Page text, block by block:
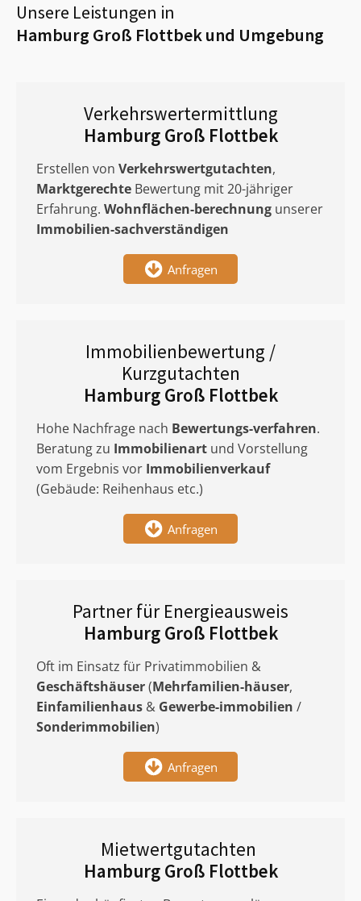
Unsere Leistungen in
Hamburg Groß Flottbekund Umgebung
Verkehrswertermittlung
Hamburg Groß Flottbek
Erstellen von Verkehrswertgutachten,
Marktgerechte Bewertung mit 20-jähriger
Erfahrung. Wohnflächen-berechnung unserer
Immobilien-sachverständigen
Anfragen
Immobilienbewertung /
Kurzgutachten
Hamburg Groß Flottbek
Hohe Nachfrage nach Bewertungs-verfahren.
Beratung zu Immobilienart und Vorstellung
vom Ergebnis vor Immobilienverkauf
(Gebäude: Reihenhaus etc.)
Anfragen
Partner für Energieausweis
Hamburg Groß Flottbek
Oft im Einsatz für Privatimmobilien &
Geschäftshäuser(Mehrfamilien-häuser,
Einfamilienhaus & Gewerbe-immobilien /
Sonderimmobilien)
Anfragen
Mietwertgutachten
Hamburg Groß Flottbek